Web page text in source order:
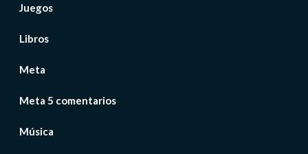
Juegos
Libros
Meta
Meta 5 comentarios
Música